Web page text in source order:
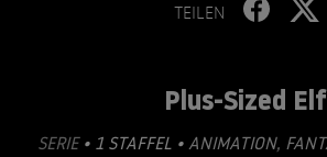
TEILEN
Plus-Sized Elf
SERIE • 1 STAFFEL • ANIMATION,